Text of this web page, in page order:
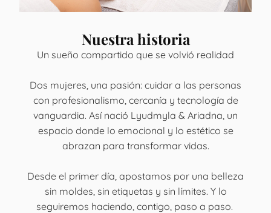
Nuestra historia
Un sueño compartido que se volvió realidad
Dos mujeres, una pasión: cuidar a las personas
con profesionalismo, cercanía y tecnología de
vanguardia. Así nació Lyudmyla & Ariadna, un
espacio donde lo emocional y lo estético se
abrazan para transformar vidas.
Desde el primer día, apostamos por una belleza
sin moldes, sin etiquetas y sin límites. Y lo
seguiremos haciendo, contigo, paso a paso.